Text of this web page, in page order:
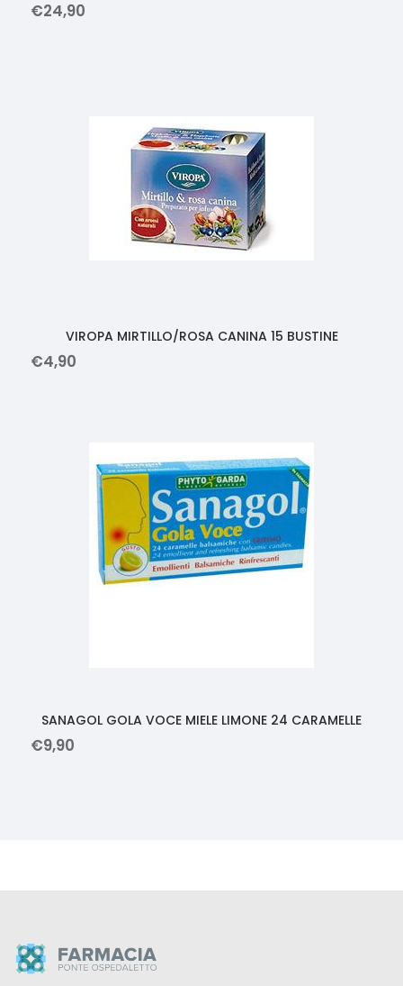
€24,90
VIROPA MIRTILLO/ROSA CANINA 15 BUSTINE
€4,90
SANAGOL GOLA VOCE MIELE LIMONE 24 CARAMELLE
€9,90